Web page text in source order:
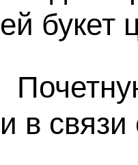
ей букет
и в